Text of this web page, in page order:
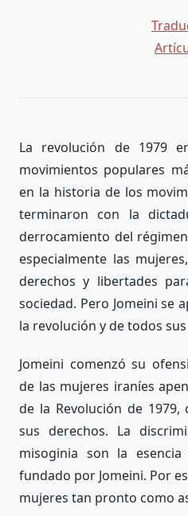
La revolución de 1979
movimientos populares
en la historia de los
terminaron con la
derrocamiento del
especialmente las
derechos y libertades
sociedad. Pero Jomeini se
la revolución y de todos
Jomeini comenzó su
de las mujeres iraníes
de la Revolución de
sus derechos. La
misoginia son la
fundado por Jomeini. Por
mujeres tan pronto como